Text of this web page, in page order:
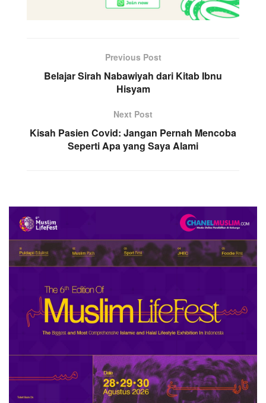
Previous Post
Belajar Sirah Nabawiyah dari Kitab Ibnu
Hisyam
Next Post
Kisah Pasien Covid: Jangan Pernah Mencoba
Seperti Apa yang Saya Alami